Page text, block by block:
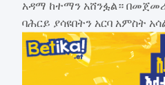
አዳማ ከተማን አሸንፏል።
ባሕርይ ያሳዩበትን አርባ አምስት